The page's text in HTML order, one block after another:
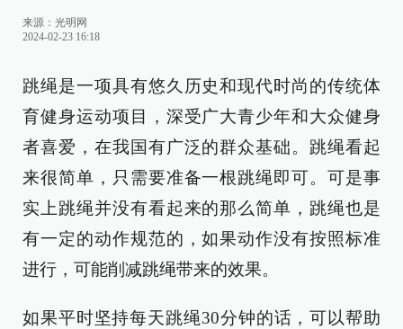
来源： 光明网
2024-02-23 16:18
跳绳是一项具有悠久历史和现代时尚的传统体
育健身运动项目，深受广大青少年和大众健身
者喜爱，在我国有广泛的群众基础。跳绳看起
来很简单，只需要准备一根跳绳即可。可是事
实上跳绳并没有看起来的那么简单，跳绳也是
有一定的动作规范的，如果动作没有按照标准
进行，可能削减跳绳带来的效果。
如果平时坚持每天跳绳30分钟的话，可以帮助